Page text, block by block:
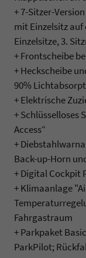
+ 7-Sitzer-
mit Einzelsitz auf
Einzelsitze, 3.
+ Frontscheibe
+ Heckscheibe
90%
+ Elektrische
+ Schlüsselloses
Access“
+
Back-up-Horn
+ Digital Cockpit
+ Klimaanlage
Fahrgastraum
+ Parkpaket
ParkPilot;